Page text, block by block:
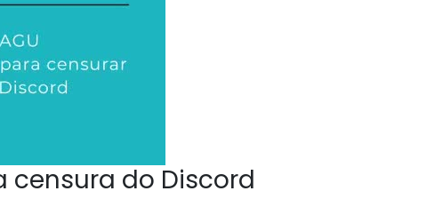
censura do Discord